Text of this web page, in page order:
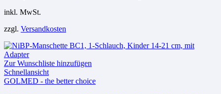
inkl. MwSt.
zzgl. Versandkosten
Zur Wunschliste hinzufügen
Schnellansicht
GOLMED - the better choice